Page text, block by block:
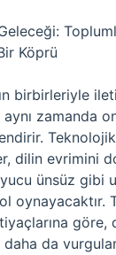
Köprü
birbirleriyle
zamanda
dilin evrimini
ünsüz gibi
oynayacaktır.
göre,
da